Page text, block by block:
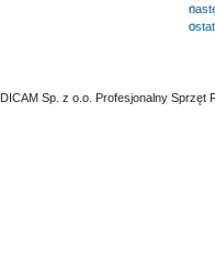
DICAM Sp. z o.o. Profesjonalny Sprzęt